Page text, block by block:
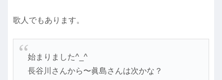
歌人でもあります。
始まりました^_^
長谷川さんから〜眞島さんは次かな？